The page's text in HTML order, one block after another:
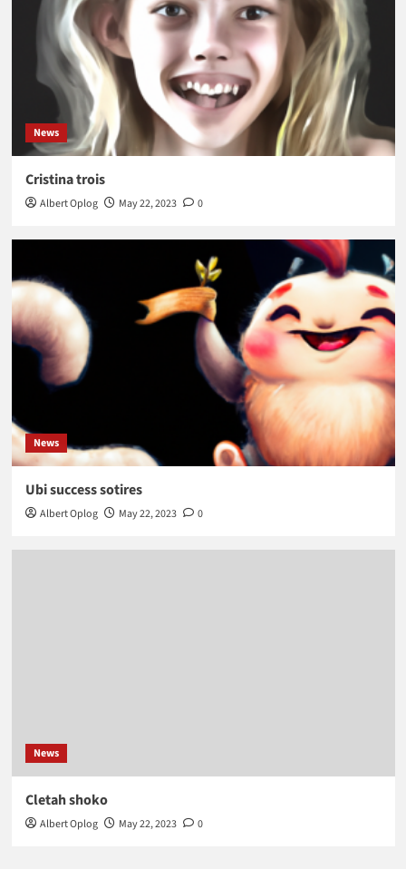
News
Cristina trois
Albert Oplog May 22, 2023 0
News
Ubi success sotires
Albert Oplog May 22, 2023 0
News
Cletah shoko
Albert Oplog May 22, 2023 0